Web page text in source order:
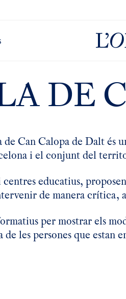
DE
de Can Calopa de Dalt
i el conjunt del
educatius,
de manera crítica,
per mostrar els
les persones que